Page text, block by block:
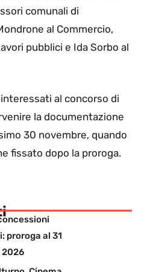
comunali di
al Commercio,
pubblici e Ida Sorbo al
al concorso di
la documentazione
30 novembre, quando
fissato dopo la proroga.
proroga al 31